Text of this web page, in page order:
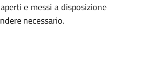
e messi a disposizione
necessario.